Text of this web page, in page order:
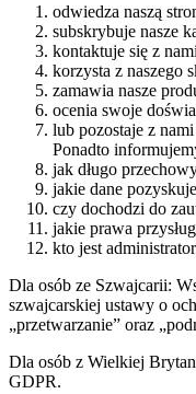
odwiedza naszą
subskrybuje nasze
kontaktuje się z nami
korzysta z naszego
zamawia nasze
ocenia swoje
lub pozostaje z
Ponadto
jak długo
jakie dane
czy dochodzi do
jakie prawa
kto jest
Dla osób ze Szwajcarii:
szwajcarskiej ustawy o
„przetwarzanie” oraz
Dla osób z Wielkiej
GDPR.